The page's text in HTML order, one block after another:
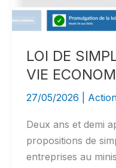
de
proximité
des
élus
LOI DE
VIE
27/05/2026
Deux ans et demi
propositions de
entreprises au